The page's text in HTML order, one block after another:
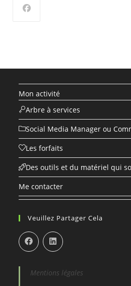
Mon activité
Arbre à services
Social Media Manager ou
Les forfaits
Des outils et du matériel qui
Me contacter
Veuillez Partager Cela
Mentions légales